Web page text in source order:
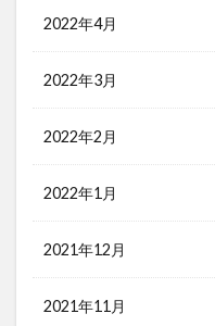
2022年4月
2022年3月
2022年2月
2022年1月
2021年12月
2021年11月